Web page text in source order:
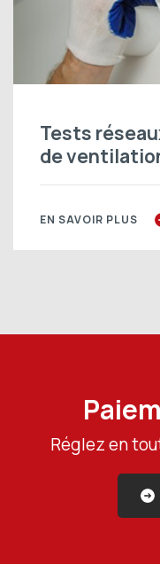
Tests
de
EN SAVOIR PLUS
Réglez en